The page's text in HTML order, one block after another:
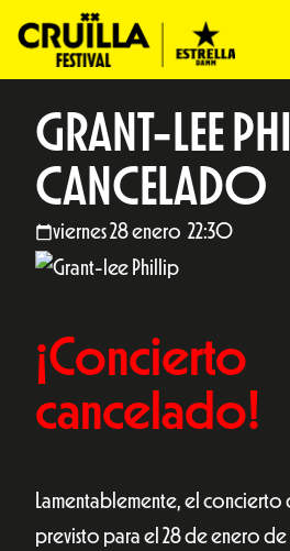
GRANT-LEE
CANCELADO
viernes 28 enero 22:30
¡Concierto
cancelado!
Lamentablemente, el concierto
previsto para el 28 de enero de